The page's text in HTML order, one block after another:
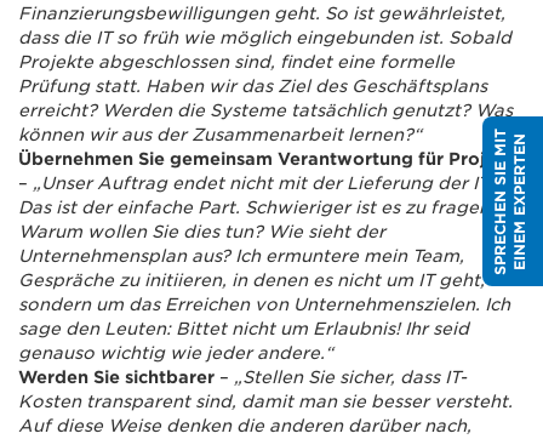
Finanzierungsbewilligungen geht. So ist gewährleistet,
dass die IT so früh wie möglich eingebunden ist. Sobald
Projekte abgeschlossen sind, findet eine formelle
Prüfung statt. Haben wir das Ziel des Geschäftsplans
erreicht? Werden die Systeme tatsächlich genutzt? Was
können wir aus der Zusammenarbeit lernen?“
Übernehmen Sie gemeinsam Verantwortung für Projekte
– „Unser Auftrag endet nicht mit der Lieferung der IT.
Das ist der einfache Part. Schwieriger ist es zu fragen:
Warum wollen Sie dies tun? Wie sieht der
Unternehmensplan aus? Ich ermuntere mein Team,
Gespräche zu initiieren, in denen es nicht um IT geht,
sondern um das Erreichen von Unternehmenszielen. Ich
sage den Leuten: Bittet nicht um Erlaubnis! Ihr seid
genauso wichtig wie jeder andere.“
Werden Sie sichtbarer – „Stellen Sie sicher, dass IT-
Kosten transparent sind, damit man sie besser versteht.
Auf diese Weise denken die anderen darüber nach,
S
P
R
E
C
H
E
N
S
I
E
M
I
T
E
I
N
E
M
E
X
P
E
R
T
EN